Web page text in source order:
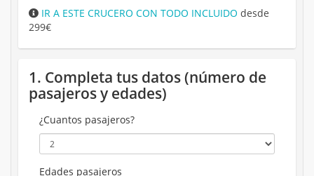
IR A ESTE CRUCERO CON TODO INCLUIDO desde
299€
1. Completa tus datos (número de
pasajeros y edades)
¿Cuantos pasajeros?
Edades pasajeros